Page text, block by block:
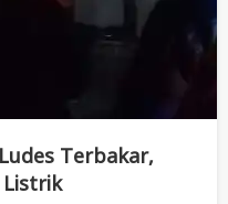
Terbakar,